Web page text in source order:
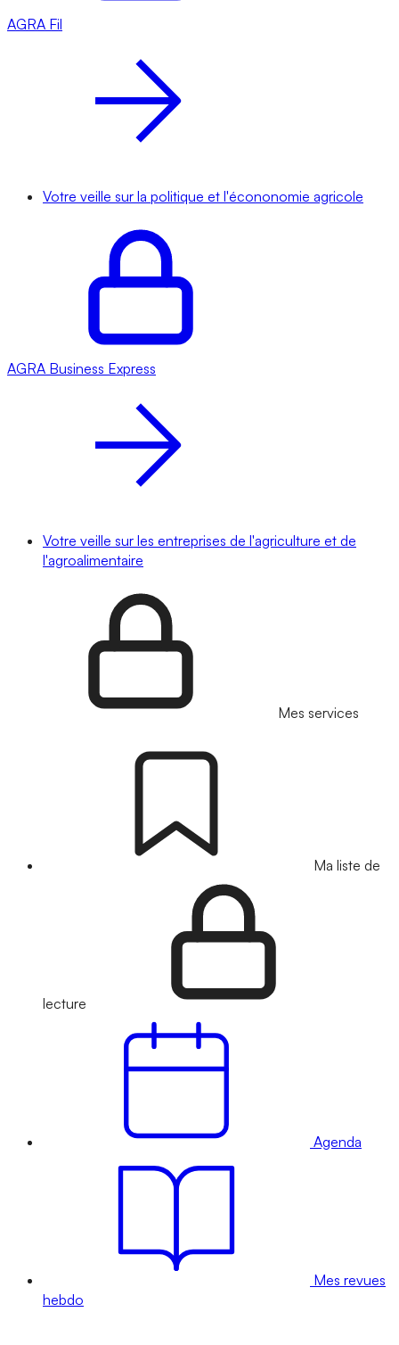
AGRA Fil
Votre veille sur la politique et l'écononomie agricole
AGRA Business Express
Votre veille sur les entreprises de l'agriculture et de
l'agroalimentaire
Mes services
Ma liste de
lecture
Agenda
Mes revues
hebdo